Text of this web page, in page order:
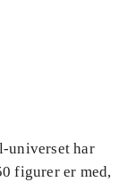
universet har
figurer er med,